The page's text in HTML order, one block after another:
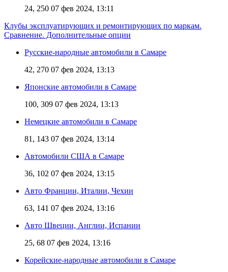
24, 250 07 фев 2024, 13:11
Клубы эксплуатирующих и ремонтирующих по маркам.
Сравнение. Дополнительные опции
Русские-народные автомобили в Самаре
42, 270 07 фев 2024, 13:13
Японские автомобили в Самаре
100, 309 07 фев 2024, 13:13
Немецкие автомобили в Самаре
81, 143 07 фев 2024, 13:14
Автомобили США в Самаре
36, 102 07 фев 2024, 13:15
Авто Франции, Италии, Чехии
63, 141 07 фев 2024, 13:16
Авто Швеции, Англии, Испании
25, 68 07 фев 2024, 13:16
Корейские-народные автомобили в Самаре